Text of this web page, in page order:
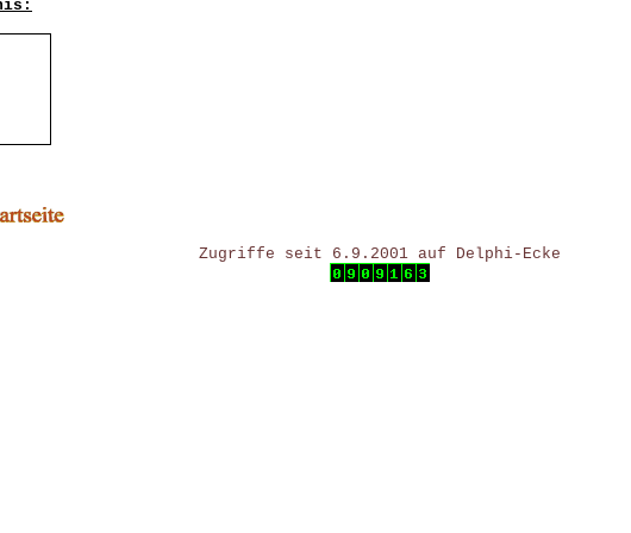
Zugriffe seit 6.9.2001 auf Delphi-Ecke